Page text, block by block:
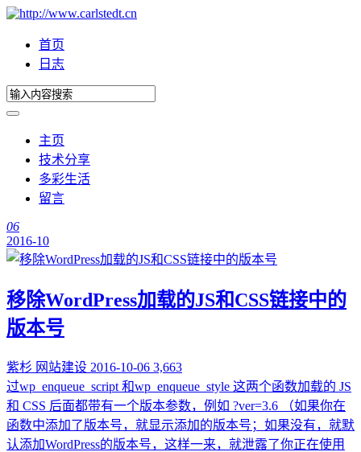
首页
日志
主页
技术分享
多彩生活
留言
06
2016-10
移除WordPress加载的JS和CSS链接中的
版本号
紫杉 网站建设 2016-10-06 3,663
过wp_enqueue_script 和wp_enqueue_style 这两个函数加载的 JS
和 CSS 后面都带有一个版本参数，例如 ?ver=3.6 （如果你在
函数中添加了版本号，就显示添加的版本号；如果没有，就默
认添加WordPress的版本号，这样一来，就泄露了你正在使用